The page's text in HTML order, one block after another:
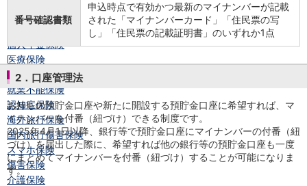
保険
個人年金保険
医療保険
がん保険
就業不能保険
認知症保険
海外旅行保険
国内旅行傷害保険
スマホ保険
傷害保険
介護保険
番号確認書類
申込時点で有効かつ最新のマイナンバーが記載
された「マイナンバーカード」「住民票の写
し」「住民票の記載証明書」のいずれか1点
2．口座管理法
お持ちの預貯金口座や新たに開設する預貯金口座に希望すれば、マ
イナンバーを付番（紐づけ）できる制度です。
2025年4月1日以降、銀行等で預貯金口座にマイナンバーの付番（紐
づけ）を届出した際に、希望すれば他の銀行等の預貯金口座も一度
にまとめてマイナンバーを付番（紐づけ）することが可能になりま
す。